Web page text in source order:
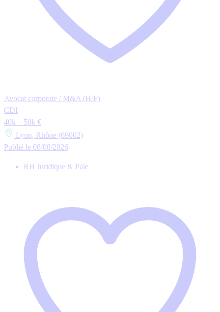
Avocat corporate / M&A (H/F)
CDI
40k – 50k €
Lyon, Rhône (69002)
Publié le 08/08/2026
RH Juridique & Paie